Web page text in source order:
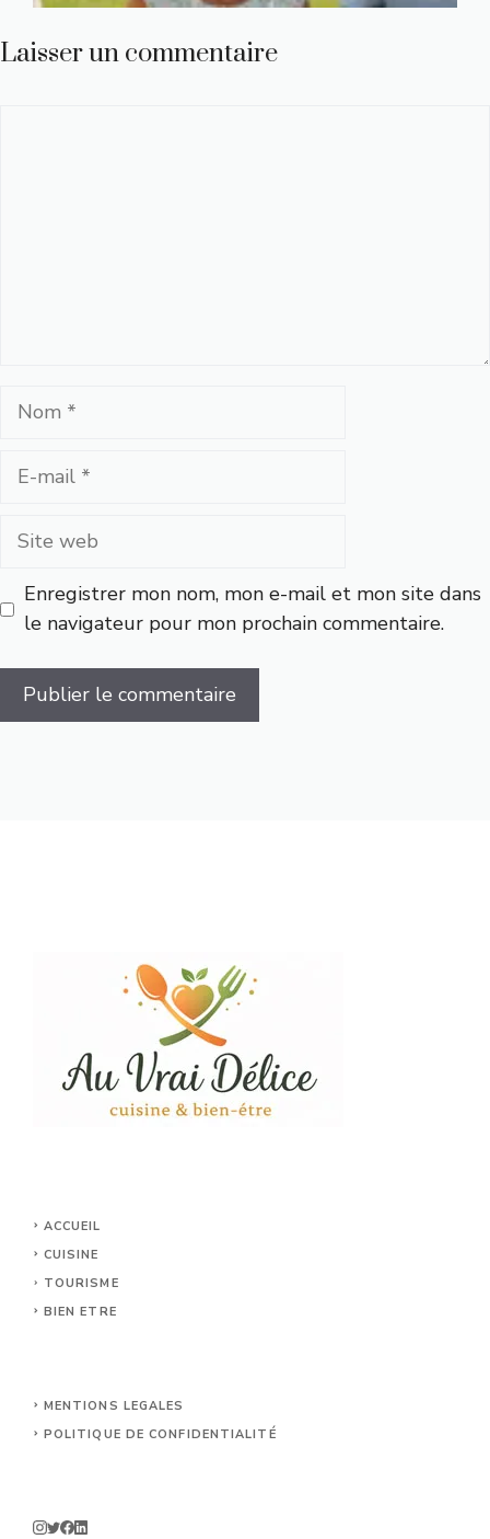
Laisser un commentaire
Nom
Site
Enregistrer mon nom, mon e-mail et mon site dans
le navigateur pour mon prochain commentaire.
ACCUEIL
CUISINE
TOURISME
BIEN ETRE
MENTIONS LEGALES
POLITIQUE DE CONFIDENTIALITÉ